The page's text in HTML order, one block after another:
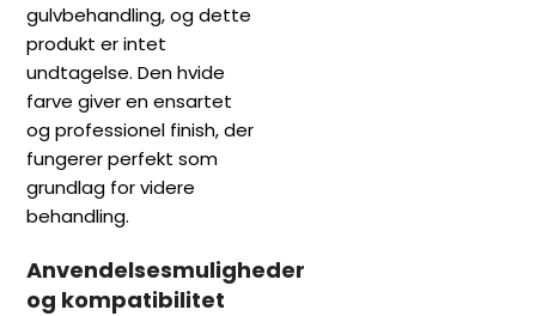
gulvbehandling, og dette
produkt er intet
undtagelse. Den hvide
farve giver en ensartet
og professionel finish, der
fungerer perfekt som
grundlag for videre
behandling.
Anvendelsesmuligheder
og kompatibilitet